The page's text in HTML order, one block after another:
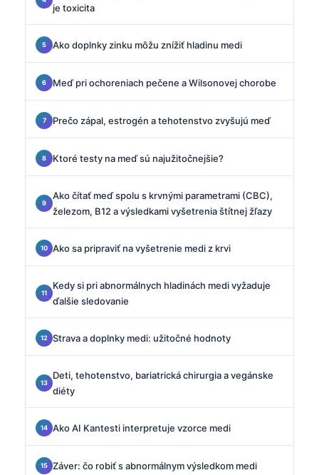
je toxicita
Ako doplnky zinku môžu znížiť hladinu medi
Meď pri ochoreniach pečene a Wilsonovej chorobe
Prečo zápal, estrogén a tehotenstvo zvyšujú meď
Ktoré testy na meď sú najužitočnejšie?
Ako čítať meď spolu s krvnými parametrami (CBC),
železom, B12 a výsledkami vyšetrenia štítnej žľazy
Ako sa pripraviť na vyšetrenie medi z krvi
Kedy si pri abnormálnych hladinách medi vyžaduje
ďalšie sledovanie
Strava a doplnky medi: užitočné hodnoty
Deti, tehotenstvo, bariatrická chirurgia a vegánske
diéty
Ako AI Kantesti interpretuje vzorce medi
Záver: čo robiť s abnormálnym výsledkom medi